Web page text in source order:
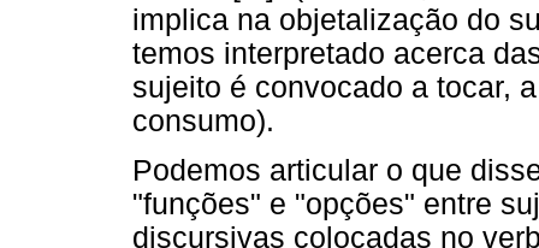
implica na objetalização do
temos interpretado acerca
sujeito é convocado a tocar,
consumo).
Podemos articular o que
"funções" e "opções" entre
discursivas colocadas no